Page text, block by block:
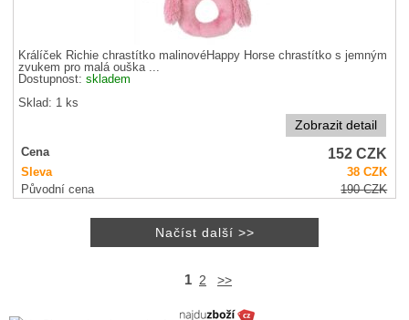
Králíček Richie chrastítko malinovéHappy Horse chrastítko s jemným
zvukem pro malá ouška ...
Dostupnost:skladem
Sklad: 1 ks
Zobrazit detail
Cena 152CZK
Sleva 38CZK
Původní cena
190CZK
1 2 >>